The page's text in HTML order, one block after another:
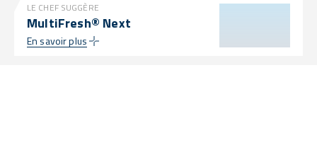
LE CHEF SUGGÈRE
MultiFresh® Next
En savoir plus